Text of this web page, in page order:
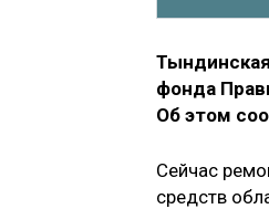
фонда
Об этом
Сейчас
средств